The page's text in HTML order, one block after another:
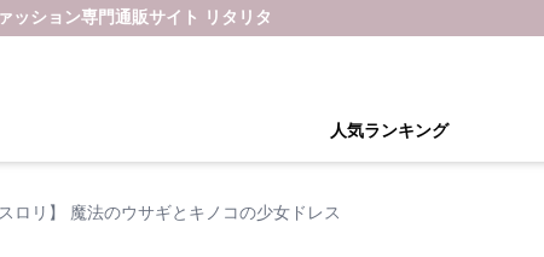
ッション専門通販サイト リタリタ
人気ランキング
ロリ】 魔法のウサギとキノコの少女ドレス